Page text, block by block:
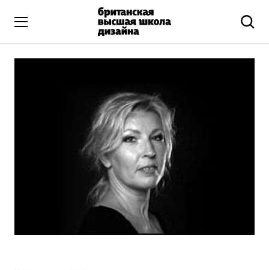
Высшее образование
Подготовительные курсы
Бизнес и маркетинг
Все программы
Дополнительное образование
Коммуникационный и цифровой дизайн